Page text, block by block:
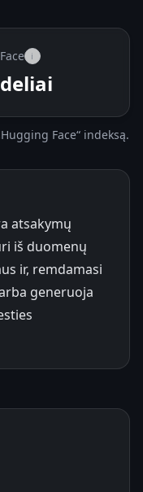
i
Face“ indeksą.
atsakymų
iš duomenų
ir, remdamasi
generuoja